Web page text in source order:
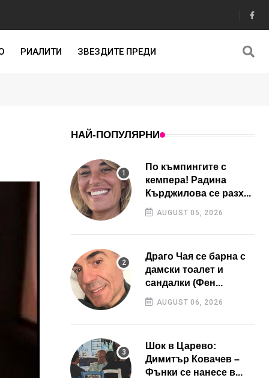
РИАЛИТИ ЗВЕЗДИТЕ ПРЕДИ
НАЙ-ПОПУЛЯРНИ
По къмпингите с
кемпера! Радина
Кърджилова се разх...
AUGUST 05, 2026
Драго Чая се барна с
дамски тоалет и
сандалки (Фен...
AUGUST 06, 2026
Шок в Царево:
Димитър Ковачев –
Фънки се нанесе в...